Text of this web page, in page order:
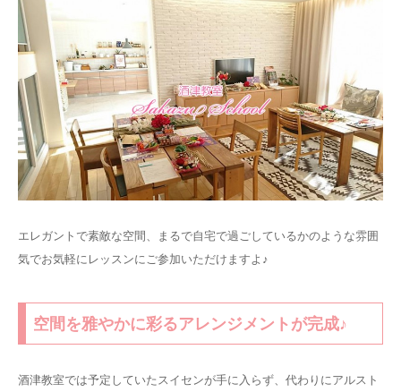
エレガントで素敵な空間、まるで自宅で過ごしているかのような雰囲
気でお気軽にレッスンにご参加いただけますよ♪
空間を雅やかに彩るアレンジメントが完成♪
酒津教室では予定していたスイセンが手に入らず、代わりにアルスト